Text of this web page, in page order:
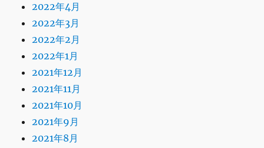
2022年4月
2022年3月
2022年2月
2022年1月
2021年12月
2021年11月
2021年10月
2021年9月
2021年8月